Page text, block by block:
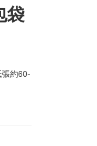
袋
約60-